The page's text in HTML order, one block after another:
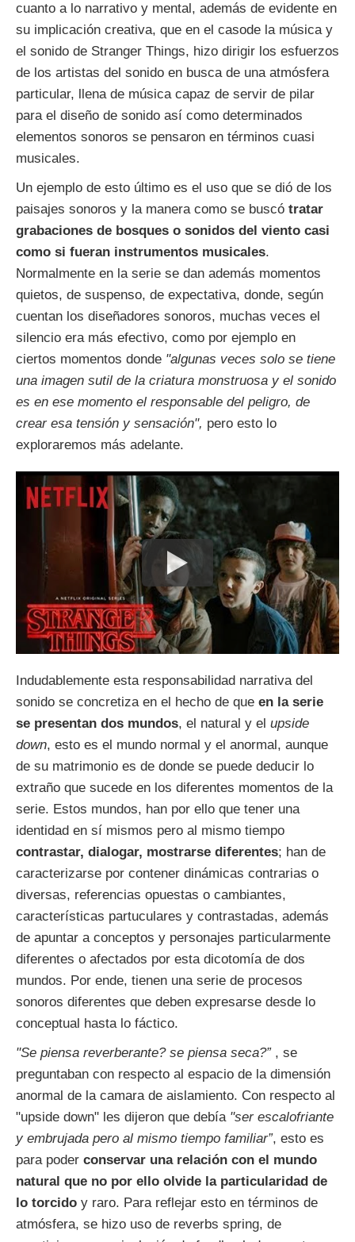
cuanto a lo narrativo y mental, además de evidente en
su implicación creativa, que en el casode la música y
el sonido de Stranger Things, hizo dirigir los esfuerzos
de los artistas del sonido en busca de una atmósfera
particular, llena de música capaz de servir de pilar
para el diseño de sonido así como determinados
elementos sonoros se pensaron en términos cuasi
musicales.
Un ejemplo de esto último es el uso que se dió de los
paisajes sonoros y la manera como se buscó tratar
grabaciones de bosques o sonidos del viento casi
como si fueran instrumentos musicales.
Normalmente en la serie se dan además momentos
quietos, de suspenso, de expectativa, donde, según
cuentan los diseñadores sonoros, muchas veces el
silencio era más efectivo, como por ejemplo en
ciertos momentos donde "algunas veces solo se tiene
una imagen sutil de la criatura monstruosa y el sonido
es en ese momento el responsable del peligro, de
crear esa tensión y sensación", pero esto lo
exploraremos más adelante.
Indudablemente esta responsabilidad narrativa del
sonido se concretiza en el hecho de que en la serie
se presentan dos mundos, el natural y el upside
down, esto es el mundo normal y el anormal, aunque
de su matrimonio es de donde se puede deducir lo
extraño que sucede en los diferentes momentos de la
serie. Estos mundos, han por ello que tener una
identidad en sí mismos pero al mismo tiempo
contrastar, dialogar, mostrarse diferentes; han de
caracterizarse por contener dinámicas contrarias o
diversas, referencias opuestas o cambiantes,
características partuculares y contrastadas, además
de apuntar a conceptos y personajes particularmente
diferentes o afectados por esta dicotomía de dos
mundos. Por ende, tienen una serie de procesos
sonoros diferentes que deben expresarse desde lo
conceptual hasta lo fáctico.
"Se piensa reverberante? se piensa seca?”, se
preguntaban con respecto al espacio de la dimensión
anormal de la camara de aislamiento. Con respecto al
"upside down" les dijeron que debía "ser escalofriante
y embrujada pero al mismo tiempo familiar”, esto es
para poder conservar una relación con el mundo
natural que no por ello olvide la particularidad de
lo torcido y raro. Para reflejar esto en términos de
atmósfera, se hizo uso de reverbs spring, de